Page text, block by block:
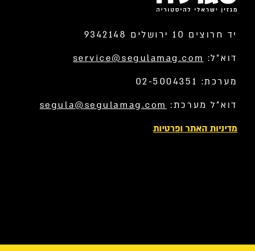
יד חרוצים 10 ירושלים 9342148
דוא”ל: service@segulamag.com
מערכת: 02-5004351
דוא”ל מערכת: segula@segulamag.com
מדיניות האתר ופרטיות